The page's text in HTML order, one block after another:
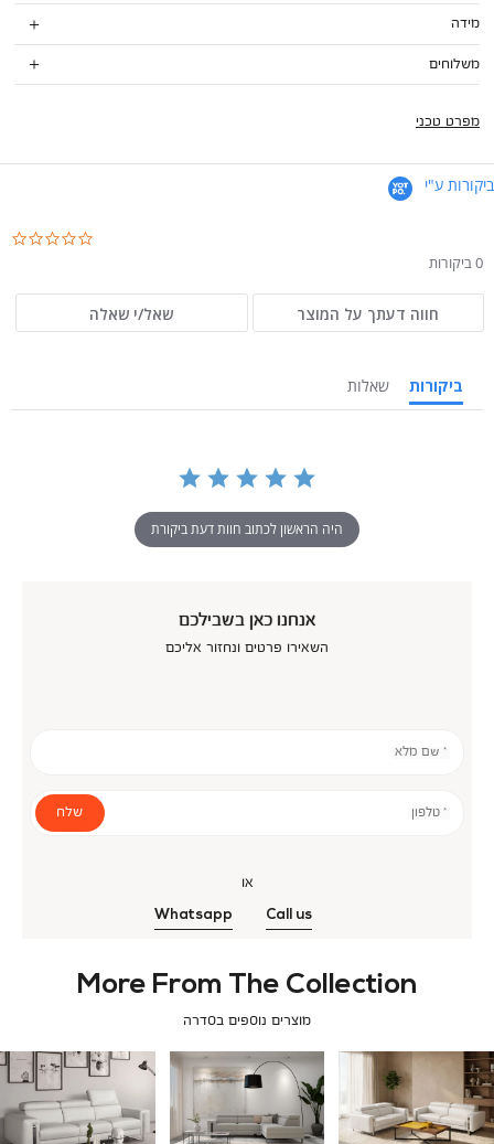
מידה
משלוחים
מפרט טכני
ביקורות ע"י
0 ביקורות
חווה דעתך על המוצר שאל/י שאלה
ביקורות שאלות
היה הראשון לכתוב חוות דעת ביקורת
אנחנו כאן בשבילכם
השאירו פרטים ונחזור אליכם
* שם מלא
* טלפון שלח
או
Call us
Whatsapp
More From The Collection
מוצרים נוספים בסדרה